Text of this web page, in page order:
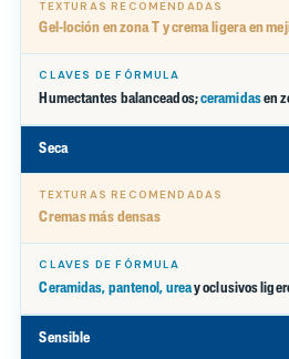
Gel-loción en zona T y crema ligera en
Humectantes balanceados;ceramidasen
Seca
Cremas más densas
Ceramidas, pantenol, ureay oclusivos
Sensible